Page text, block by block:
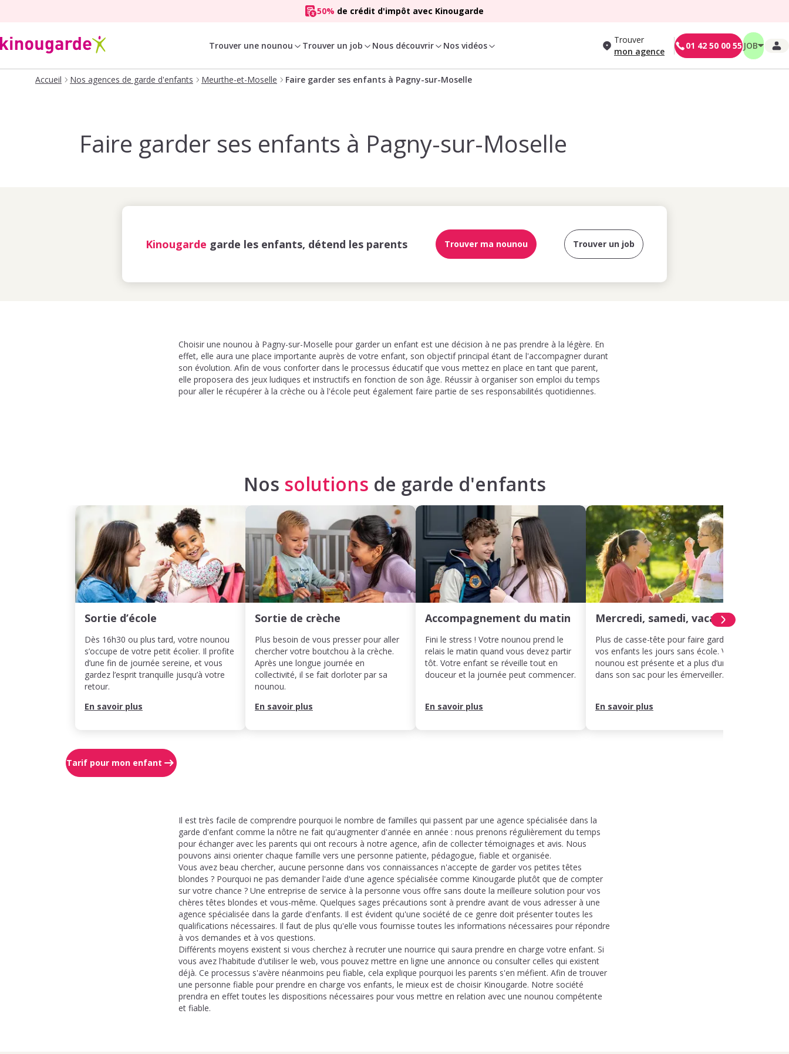
50% de crédit d'impôt avec Kinougarde
Trouver une nounou Trouver un job Nous découvrir Nos vidéos
Trouver
mon agence
01 42 50 00 55 JOB
Accueil Nos agences de garde d'enfants Meurthe-et-Moselle Faire garder ses enfants à Pagny-sur-Moselle
Faire garder ses enfants à Pagny-sur-Moselle
Kinougarde garde les enfants, détend les parents Trouver ma nounou Trouver un job
Choisir une nounou à Pagny-sur-Moselle pour garder un enfant est une décision à ne pas prendre à la légère. En
effet, elle aura une place importante auprès de votre enfant, son objectif principal étant de l'accompagner durant
son évolution. Afin de vous conforter dans le processus éducatif que vous mettez en place en tant que parent,
elle proposera des jeux ludiques et instructifs en fonction de son âge. Réussir à organiser son emploi du temps
pour aller le récupérer à la crèche ou à l'école peut également faire partie de ses responsabilités quotidiennes.
Nos solutions de garde d'enfants
Sortie d’école
Dès 16h30 ou plus tard, votre nounou
s’occupe de votre petit écolier. Il profite
d’une fin de journée sereine, et vous
gardez l’esprit tranquille jusqu’à votre
retour.
En savoir plus
Sortie de crèche
Plus besoin de vous presser pour aller
chercher votre boutchou à la crèche.
Après une longue journée en
collectivité, il se fait dorloter par sa
nounou.
En savoir plus
Accompagnement du matin
Fini le stress ! Votre nounou prend le
relais le matin quand vous devez partir
tôt. Votre enfant se réveille tout en
douceur et la journée peut commencer.
En savoir plus
Mercredi, samedi, vacances
Plus de casse-tête pour faire garder
vos enfants les jours sans école. Votre
nounou est présente et a plus d’un tour
dans son sac pour les émerveiller.
En savoir plus
Tarif pour mon enfant
Il est très facile de comprendre pourquoi le nombre de familles qui passent par une agence spécialisée dans la
garde d'enfant comme la nôtre ne fait qu'augmenter d'année en année : nous prenons régulièrement du temps
pour échanger avec les parents qui ont recours à notre agence, afin de collecter témoignages et avis. Nous
pouvons ainsi orienter chaque famille vers une personne patiente, pédagogue, fiable et organisée.
Vous avez beau chercher, aucune personne dans vos connaissances n'accepte de garder vos petites têtes
blondes ? Pourquoi ne pas demander l'aide d'une agence spécialisée comme Kinougarde plutôt que de compter
sur votre chance ? Une entreprise de service à la personne vous offre sans doute la meilleure solution pour vos
chères têtes blondes et vous-même. Quelques sages précautions sont à prendre avant de vous adresser à une
agence spécialisée dans la garde d'enfants. Il est évident qu'une société de ce genre doit présenter toutes les
qualifications nécessaires. Il faut de plus qu'elle vous fournisse toutes les informations nécessaires pour répondre
à vos demandes et à vos questions.
Différents moyens existent si vous cherchez à recruter une nourrice qui saura prendre en charge votre enfant. Si
vous avez l'habitude d'utiliser le web, vous pouvez mettre en ligne une annonce ou consulter celles qui existent
déjà. Ce processus s'avère néanmoins peu fiable, cela explique pourquoi les parents s'en méfient. Afin de trouver
une personne fiable pour prendre en charge vos enfants, le mieux est de choisir Kinougarde. Notre société
prendra en effet toutes les dispositions nécessaires pour vous mettre en relation avec une nounou compétente
et fiable.